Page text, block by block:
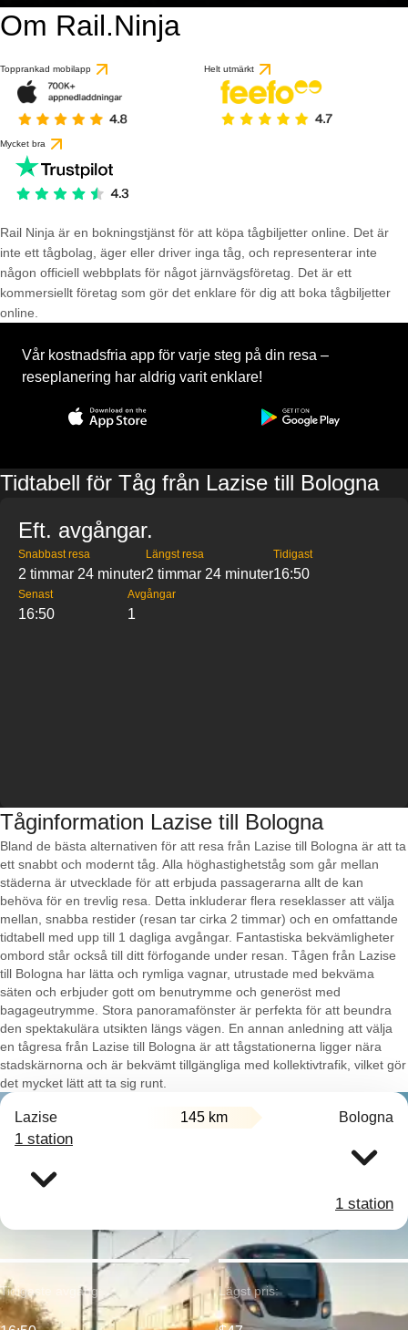
Om Rail.Ninja
Topprankad mobilapp Helt utmärkt
Mycket bra
Rail Ninja är en bokningstjänst för att köpa tågbiljetter online. Det är
inte ett tågbolag, äger eller driver inga tåg, och representerar inte
någon officiell webbplats för något järnvägsföretag. Det är ett
kommersiellt företag som gör det enklare för dig att boka tågbiljetter
online.
Vår kostnadsfria app för varje steg på din resa –
reseplanering har aldrig varit enklare!
Tidtabell för Tåg från Lazise till Bologna
Eft. avgångar.
Snabbast resa
2 timmar 24 minuter
Längst resa
2 timmar 24 minuter
Tidigast
16:50
Senast
16:50
Avgångar
1
Tåginformation Lazise till Bologna
Bland de bästa alternativen för att resa från Lazise till Bologna är att ta
ett snabbt och modernt tåg. Alla höghastighetståg som går mellan
städerna är utvecklade för att erbjuda passagerarna allt de kan
behöva för en trevlig resa. Detta inkluderar flera reseklasser att välja
mellan, snabba restider (resan tar cirka 2 timmar) och en omfattande
tidtabell med upp till 1 dagliga avgångar. Fantastiska bekvämligheter
ombord står också till ditt förfogande under resan. Tågen från Lazise
till Bologna har lätta och rymliga vagnar, utrustade med bekväma
säten och erbjuder gott om benutrymme och generöst med
bagageutrymme. Stora panoramafönster är perfekta för att beundra
den spektakulära utsikten längs vägen. En annan anledning att välja
en tågresa från Lazise till Bologna är att tågstationerna ligger nära
stadskärnorna och är bekvämt tillgängliga med kollektivtrafik, vilket gör
det mycket lätt att ta sig runt.
Lazise 145 km Bologna
1 station
1 station
Tidigaste avgång: Lägst pris: